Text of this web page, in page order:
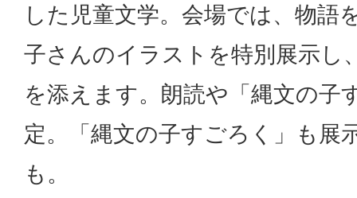
した児童文学。会場では、物語
子さんのイラストを特別展示し
を添えます。朗読や「縄文の子
定。「縄文の子すごろく」も展
も。